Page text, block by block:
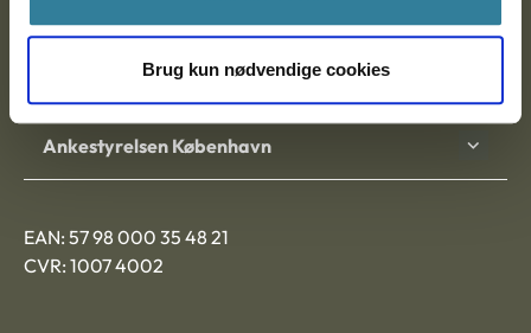
Brug kun nødvendige cookies
Ankestyrelsen Aalborg
Ankestyrelsen København
EAN: 57 98 000 35 48 21
CVR: 1007 4002